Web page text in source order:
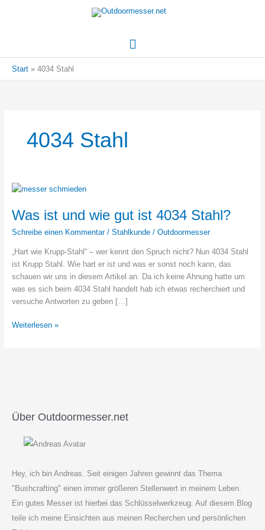
Hauptmenü
Start 4034 Stahl
4034 Stahl
Was ist und wie gut ist 4034 Stahl?
Schreibe einen Kommentar / Stahlkunde/ Outdoormesser
„Hart wie Krupp-Stahl“ – wer kennt den Spruch nicht? Nun 4034 Stahl
ist Krupp Stahl. Wie hart er ist und was er sonst noch kann, das
schauen wir uns in diesem Artikel an. Da ich keine Ahnung hatte um
was es sich beim 4034 Stahl handelt hab ich etwas recherchiert und
versuche Antworten zu geben […]
Was
Stahl?
Weiterlesen »
Über Outdoormesser.net
Hey, ich bin Andreas. Seit einigen Jahren gewinnt das Thema
"Bushcrafting" einen immer größeren Stellenwert in meinem Leben.
Ein gutes Messer ist hierbei das Schlüsselwerkzeug. Auf diesem Blog
teile ich meine Einsichten aus meinen Recherchen und persönlichen